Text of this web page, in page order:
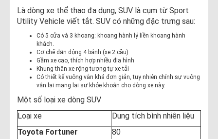
Là dòng xe thể thao đa dụng, SUV là cụm từ Sport
Utility Vehicle viết tắt. SUV có những đặc trưng sau:
Có 5 cửa và 3 khoang: khoang hành lý liền khoang hành
khách.
Cơ chế dẫn động 4 bánh (xe 2 cầu)
Gầm xe cao, thích hợp nhiều địa hình
Khung thân xe rộng tương tự xe tải
Có thiết kế vuông vắn khá đơn giản, tuy nhiên chính sự vuông
vắn lại mang lại sự khỏe khoắn​ cho dòng xe này.
Một số loại xe dòng SUV
Loại xe
Dung tích bình nhiên liệu
Toyota Fortuner
80